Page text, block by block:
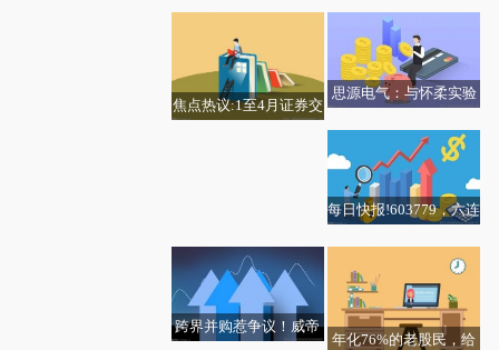
5.15亿元-通讯
焦点热议:1至4月证券交
思源电气：与怀柔实验
目仍处于早期_热点
每日快报!603779，六连
入“算力”相关计划
跨界并购惹争议！威帝
年化76%的老股民，给